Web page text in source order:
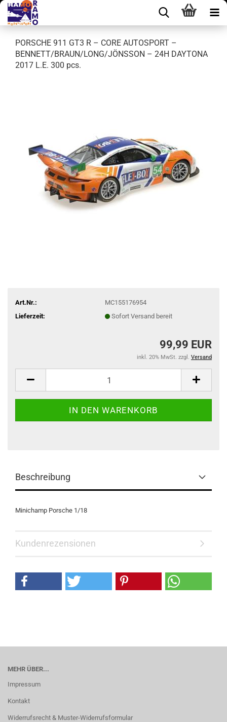
PORSCHE 911 GT3 R – CORE AUTOSPORT –
BENNETT/BRAUN/LONG/JÖNSSON – 24H DAYTONA
2017 L.E. 300 pcs.
Art.Nr.:
MC155176954
Lieferzeit:
Sofort Versand bereit
99,99 EUR
inkl. 20% MwSt. zzgl. Versand
Beschreibung
Minichamp Porsche 1/18
Kundenrezensionen
MEHR ÜBER...
Impressum
Kontakt
Widerrufsrecht & Muster-Widerrufsformular